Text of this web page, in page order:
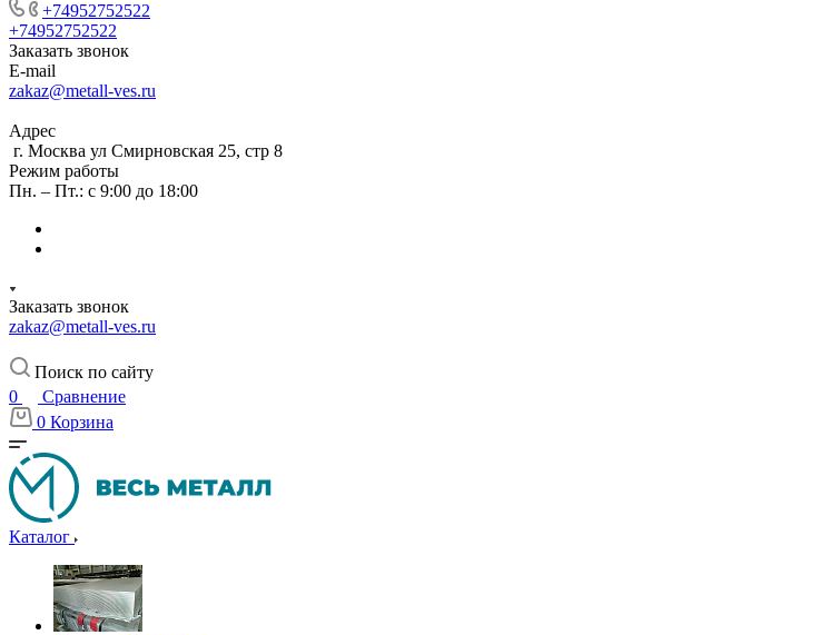
+74952752522
+74952752522
Заказать звонок
E-mail
zakaz@metall-ves.ru
Адрес
г. Москва ул Смирновская 25, стр 8
Режим работы
Пн. – Пт.: с 9:00 до 18:00
Заказать звонок
zakaz@metall-ves.ru
Поиск по сайту
0
Сравнение
0 Корзина
Каталог